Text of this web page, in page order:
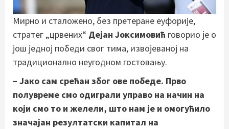
Мирно и сталожено, без претеране еуфорије,
стратег „црвених“ Дејан Јоксимовић говорио je о
још једној победи свог тима, извојеваној на
традиционално неугодном гостовању.
– Јако сам срећан због ове победе. Прво
полувреме смо одиграли управо на начин на
који смо то и желели, што нам је и омогућило
значајан резултатски капитал на